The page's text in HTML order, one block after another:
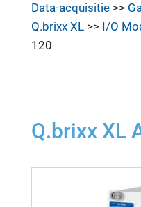
Data-acquisitie>>
Q.brixx XL>> I/O
120
Q.brixx XL